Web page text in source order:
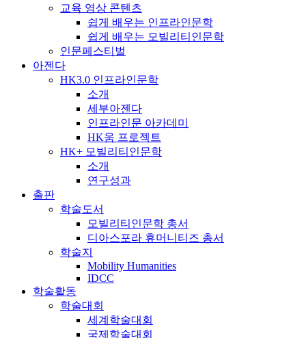
교육 영상 콘텐츠
쉽게 배우는 인프라인문학
쉽게 배우는 모빌리티인문학
인문페스티벌
아젠다
HK3.0 인프라인문학
소개
세부아젠다
인프라인문 아카데미
HK움 프로젝트
HK+ 모빌리티인문학
소개
연구성과
출판
학술도서
모빌리티인문학 총서
디아스포라 휴머니티즈 총서
학술지
Mobility Humanities
IDCC
학술활동
학술대회
세계학술대회
국제학술대회